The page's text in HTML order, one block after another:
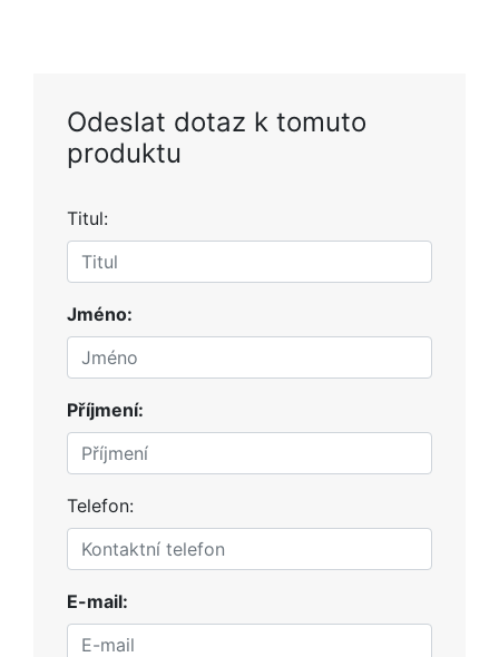
Odeslat dotaz k tomuto
produktu
Titul:
Jméno:
Příjmení:
Telefon:
E-mail: